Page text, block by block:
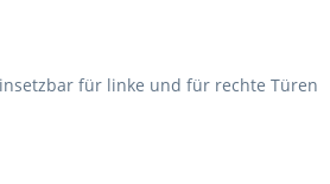
für linke und für rechte Türen